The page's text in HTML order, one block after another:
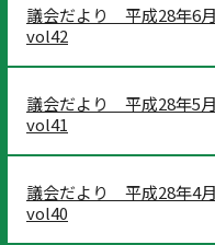
議会だより 平成28年6
vol42
議会だより 平成28年5
vol41
議会だより 平成28年4
vol40